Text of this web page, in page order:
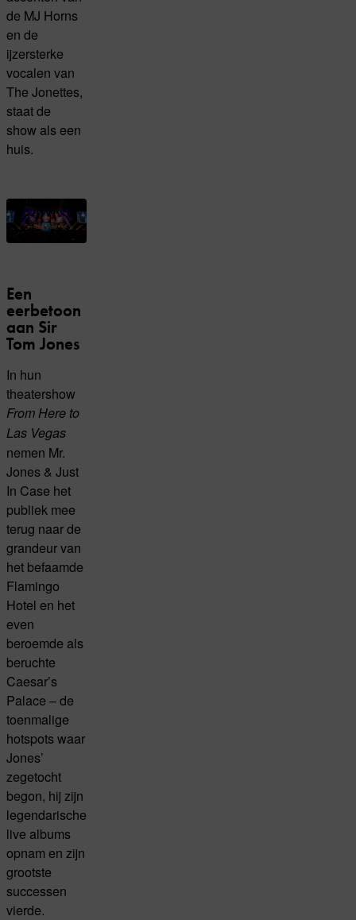
de MJ Horns
en de
ijzersterke
vocalen van
The Jonettes,
staat de
show als een
huis.
Een
eerbetoon
aan Sir
Tom Jones
In hun
theatershow
From Here to
Las Vegas
nemen Mr.
Jones & Just
In Case het
publiek mee
terug naar de
grandeur van
het befaamde
Flamingo
Hotel en het
even
beroemde als
beruchte
Caesar’s
Palace – de
toenmalige
hotspots waar
Jones’
zegetocht
begon, hij zijn
legendarische
live albums
opnam en zijn
grootste
successen
vierde.